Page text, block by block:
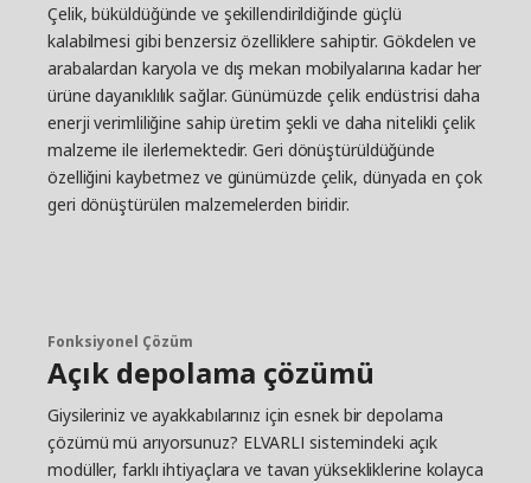
Çelik, büküldüğünde ve şekillendirildiğinde güçlü
kalabilmesi gibi benzersiz özelliklere sahiptir. Gökdelen ve
arabalardan karyola ve dış mekan mobilyalarına kadar her
ürüne dayanıklılık sağlar. Günümüzde çelik endüstrisi daha
enerji verimliliğine sahip üretim şekli ve daha nitelikli çelik
malzeme ile ilerlemektedir. Geri dönüştürüldüğünde
özelliğini kaybetmez ve günümüzde çelik, dünyada en çok
geri dönüştürülen malzemelerden biridir.
Fonksiyonel Çözüm
Açık depolama çözümü
Giysileriniz ve ayakkabılarınız için esnek bir depolama
çözümü mü arıyorsunuz? ELVARLI sistemindeki açık
modüller, farklı ihtiyaçlara ve tavan yüksekliklerine kolayca